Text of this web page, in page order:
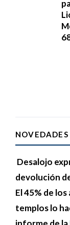
NOVEDADES
Desalojo
devolución
El 45% de
templos lo